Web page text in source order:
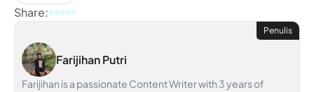
Share:
Penulis
Farijihan Putri
Farijihan is a passionate Content Writer with 3 years of